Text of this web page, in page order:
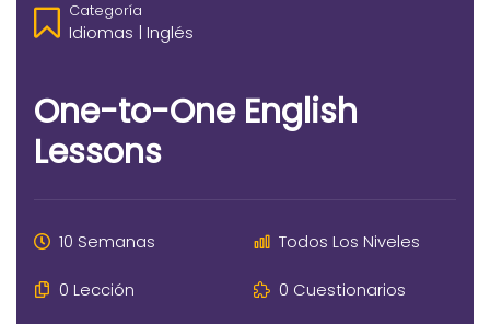
Categoría
Idiomas | Inglés
One-to-One English
Lessons
10 Semanas Todos Los Niveles
0 Lección 0 Cuestionarios